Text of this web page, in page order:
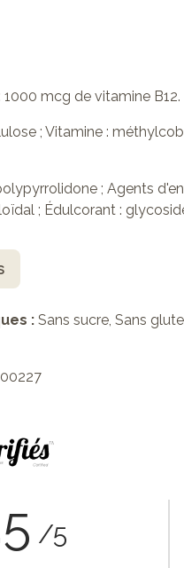
1000 mcg de vitamine B12.
; Vitamine :
; Agents
; Édulcorant :
: Sans sucre, Sans
/5